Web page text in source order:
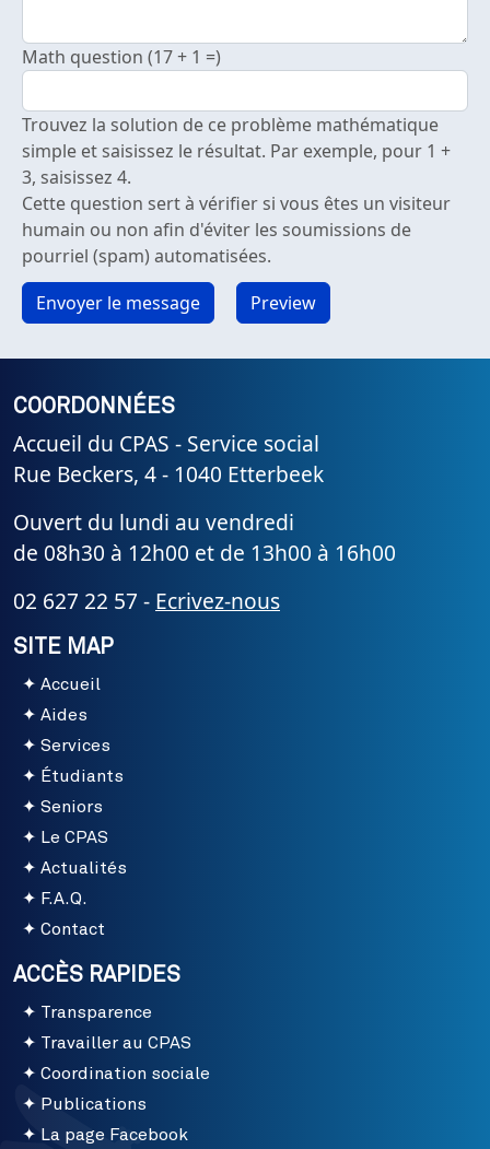
Math question (17 + 1 =)
Trouvez la solution de ce problème mathématique
simple et saisissez le résultat. Par exemple, pour 1 +
3, saisissez 4.
Cette question sert à vérifier si vous êtes un visiteur
humain ou non afin d'éviter les soumissions de
pourriel (spam) automatisées.
COORDONNÉES
Accueil du CPAS - Service social
Rue Beckers, 4 - 1040 Etterbeek
Ouvert du lundi au vendredi
de 08h30 à 12h00 et de 13h00 à 16h00
02 627 22 57 - Ecrivez-nous
SITE MAP
Accueil
Aides
Services
Étudiants
Seniors
Le CPAS
Actualités
F.A.Q.
Contact
ACCÈS RAPIDES
Transparence
Travailler au CPAS
Coordination sociale
Publications
La page Facebook